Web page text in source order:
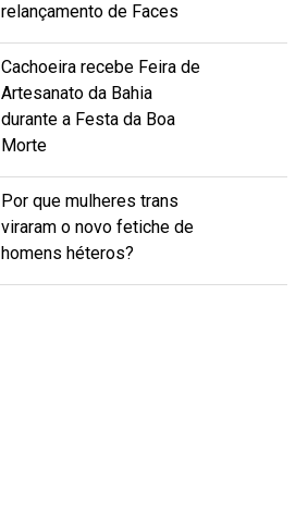
relançamento de Faces
Cachoeira recebe Feira de
Artesanato da Bahia
durante a Festa da Boa
Morte
Por que mulheres trans
viraram o novo fetiche de
homens héteros?